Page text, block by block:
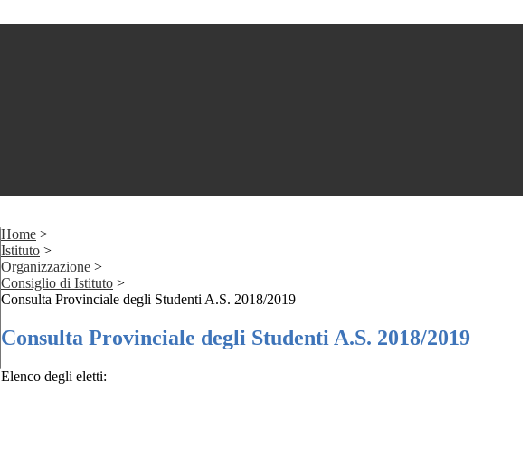
Home >
Istituto >
Organizzazione >
Consiglio di Istituto >
Consulta Provinciale degli Studenti A.S. 2018/2019
Consulta Provinciale degli Studenti A.S. 2018/2019
Elenco degli eletti: